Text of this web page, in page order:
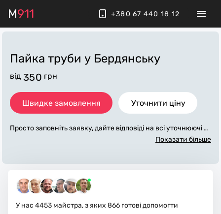
M911 +380 67 440 18 12
Пайка труби у Бердянську
від 350 грн
Швидке замовлення Уточнити ціну
Просто заповніть заявку, дайте відповіді на всі уточнюючі за
питання по «пайка труби». Ми зв'яжемося з вами протягом
вці стежать за чистотою та прибирають робоче місце.
Показати більше
У нас 4453 майстра, з яких 866 готові допомогти